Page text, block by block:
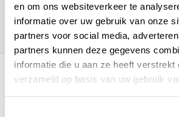
en om ons websiteverkeer te
informatie over uw gebruik van onze
partners voor social media,
partners kunnen deze gegevens
informatie die u aan ze heeft verstrekt
verzameld op basis van uw gebruik
157 klanten geven een 4.7 /5 op
Recent bekeken